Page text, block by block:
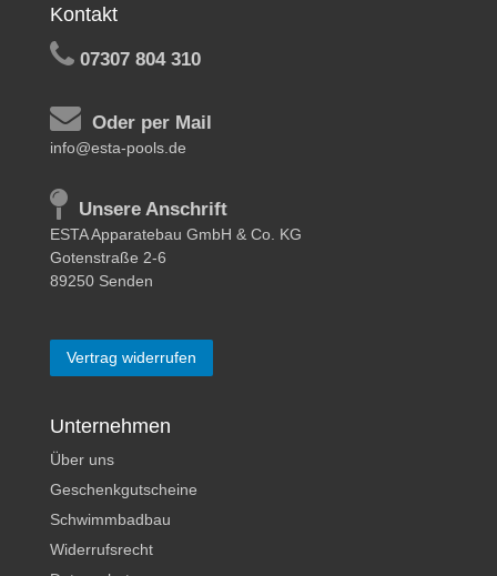
Kontakt
07307 804 310
Oder per Mail
info@esta-pools.de
Unsere Anschrift
ESTA Apparatebau GmbH & Co. KG
Gotenstraße 2-6
89250 Senden
Vertrag widerrufen
Unternehmen
Über uns
Geschenkgutscheine
Schwimmbadbau
Widerrufsrecht